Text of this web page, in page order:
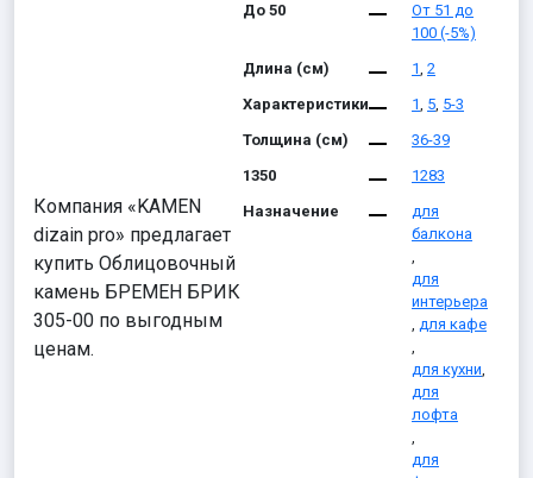
Компания «KAMEN
dizain pro» предлагает
купить Облицовочный
камень БРЕМЕН БРИК
305-00 по выгодным
ценам.
До 50
От 51 до
100 (-5%)
Длина (см)
1, 2
Характеристики
1, 5, 5-3
Толщина (см)
36-39
1350
1283
Назначение
для
балкона
,
для
интерьера
, для кафе
,
для кухни,
для
лофта
,
для